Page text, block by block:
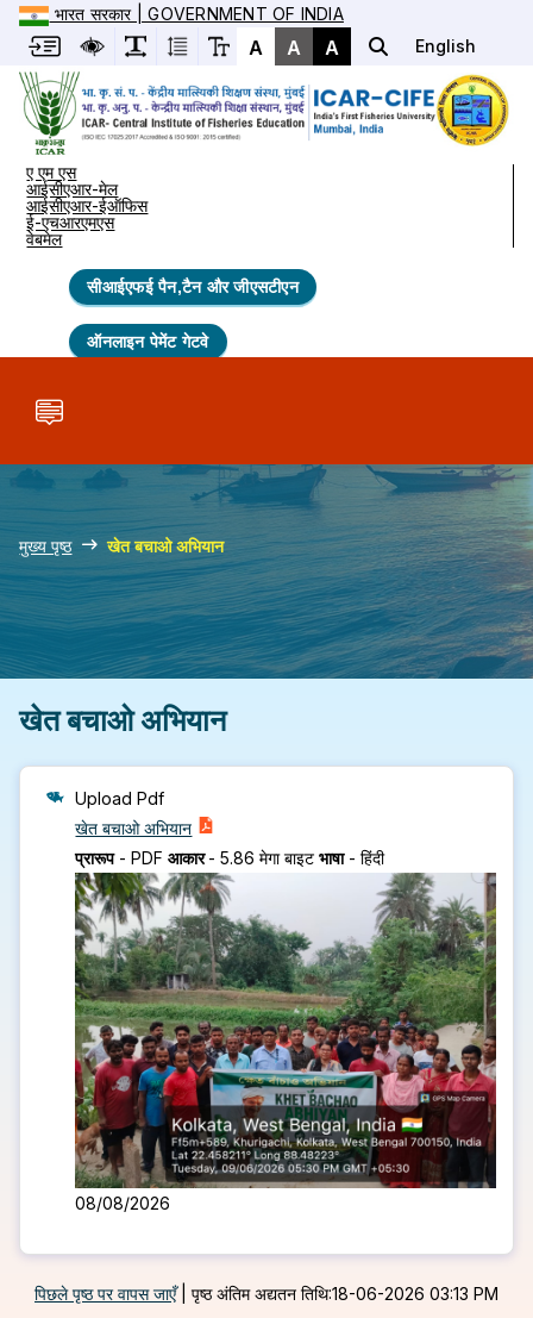
भारत सरकार | GOVERNMENT OF INDIA
A A A English
ए एम एस
आईसीएआर-मेल
आईसीएआर-ईऑफिस
ई-एचआरएमएस
वेबमेल
सीआईएफई पैन,टैन और जीएसटीएन
ऑनलाइन पेमेंट गेटवे
मुख्य पृष्ठ खेत बचाओ अभियान
खेत बचाओ अभियान
Upload Pdf
खेत बचाओ अभियान
प्रारूप-PDF आकार-5.86 मेगा बाइटभाषा-हिंदी
08/08/2026
पिछले पृष्ठ पर वापस जाएँ पृष्ठ अंतिम अद्यतन तिथि:18-06-2026 03:13 PM